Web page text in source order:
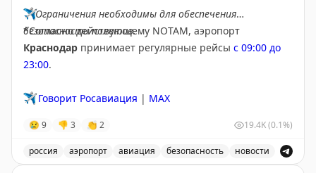
✈️Ограничения необходимы для обеспечения
безопасности полетов.
*Согласно действующему NOTAM, аэропорт
Краснодар принимает регулярные рейсы с 09:00 до
23:00.
✈️ Говорит Росавиация | MAX
😢 9 👎 3 👏 2 19.4K(0.1%)
россия аэропорт авиация безопасность новости